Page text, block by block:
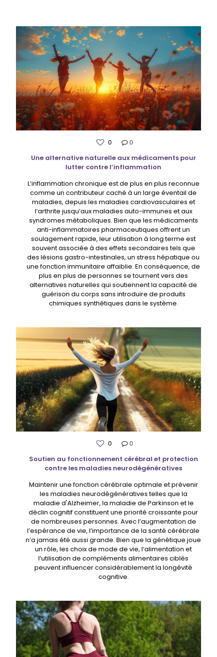
0
0
Une alternative naturelle aux médicaments pour
lutter contre l’inflammation
L’inflammation chronique est de plus en plus reconnue
comme un contributeur caché à un large éventail de
maladies, depuis les maladies cardiovasculaires et
l’arthrite jusqu’aux maladies auto-immunes et aux
syndromes métaboliques. Bien que les médicaments
anti-inflammatoires pharmaceutiques offrent un
soulagement rapide, leur utilisation à long terme est
souvent associée à des effets secondaires tels que
des lésions gastro-intestinales, un stress hépatique ou
une fonction immunitaire affaiblie. En conséquence, de
plus en plus de personnes se tournent vers des
alternatives naturelles qui soutiennent la capacité de
guérison du corps sans introduire de produits
chimiques synthétiques dans le système.
0
0
Soutien au fonctionnement cérébral et protection
contre les maladies neurodégénératives
Maintenir une fonction cérébrale optimale et prévenir
les maladies neurodégénératives telles que la
maladie d'Alzheimer, la maladie de Parkinson et le
déclin cognitif constituent une priorité croissante pour
de nombreuses personnes. Avec l’augmentation de
l’espérance de vie, l’importance de la santé cérébrale
n’a jamais été aussi grande. Bien que la génétique joue
un rôle, les choix de mode de vie, l’alimentation et
l’utilisation de compléments alimentaires ciblés
peuvent influencer considérablement la longévité
cognitive.